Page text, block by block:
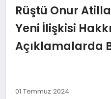
MAGAZIN
SAĞLIK
Rüştü Onur
Yeni İlişkisi
Açıklamalarda
01 Temmuz 2024